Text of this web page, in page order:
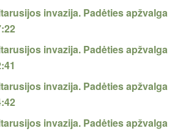
invazija. Padėties apžvalga
invazija. Padėties apžvalga
invazija. Padėties apžvalga
invazija. Padėties apžvalga